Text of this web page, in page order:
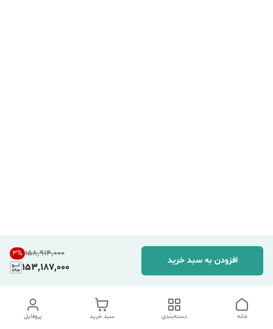
۱۵۸٬۹۱۴٬۰۰۰ 3%
153,187,000
افزودن به سبد خرید
پروفایل سبد خرید دسته‌بندی خانه